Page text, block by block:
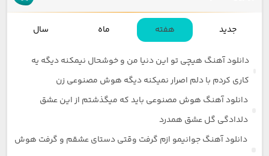
جدید هفته ماه سال
دانلود آهنگ هیچی تو این دنیا من و خوشحال نیمکنه دیگه یه
کاری کردم با دلم اصرار نمیکنه دیگه هوش مصنوعی زن
دانلود آهنگ هوش مصنوعی باید که میگذشتم از این عشق
دلدادگی گل عشق همدرد
دانلود آهنگ جوانیمو ازم گرفت وقتی دستای عشقم و گرفت هوش